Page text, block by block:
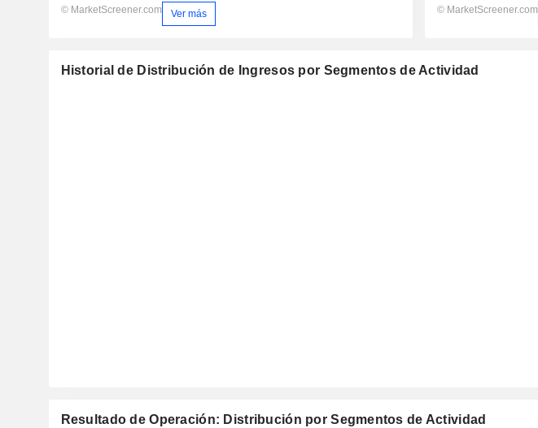
© MarketScreener.com Ver más © MarketScreener.com
Historial de Distribución de Ingresos por Segmentos de Actividad
Resultado de Operación: Distribución por Segmentos de Actividad